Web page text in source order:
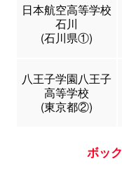
日本航空高等学校
石川
(石川県①)
八王子学園八王子
高等学校
(東京都②)
ボッ